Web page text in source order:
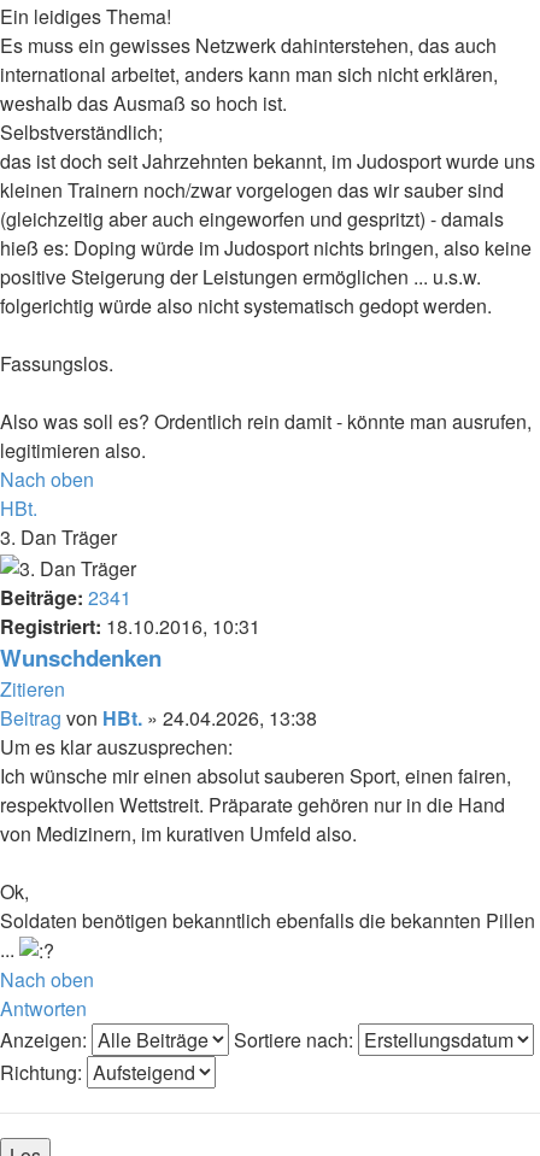
Ein leidiges Thema!
Es muss ein gewisses Netzwerk dahinterstehen, das auch
international arbeitet, anders kann man sich nicht erklären,
weshalb das Ausmaß so hoch ist.
Selbstverständlich;
das ist doch seit Jahrzehnten bekannt, im Judosport wurde uns
kleinen Trainern noch/zwar vorgelogen das wir sauber sind
(gleichzeitig aber auch eingeworfen und gespritzt) - damals
hieß es: Doping würde im Judosport nichts bringen, also keine
positive Steigerung der Leistungen ermöglichen ... u.s.w.
folgerichtig würde also nicht systematisch gedopt werden.
Fassungslos.
Also was soll es? Ordentlich rein damit - könnte man ausrufen,
legitimieren also.
Nach oben
HBt.
3. Dan Träger
Beiträge: 2341
Registriert: 18.10.2016, 10:31
Wunschdenken
Zitieren
Beitrag von HBt. » 24.04.2026, 13:38
Um es klar auszusprechen:
Ich wünsche mir einen absolut sauberen Sport, einen fairen,
respektvollen Wettstreit. Präparate gehören nur in die Hand
von Medizinern, im kurativen Umfeld also.
Ok,
Soldaten benötigen bekanntlich ebenfalls die bekannten Pillen
...
Nach oben
Antworten
Anzeigen:
Sortiere nach:
Richtung: